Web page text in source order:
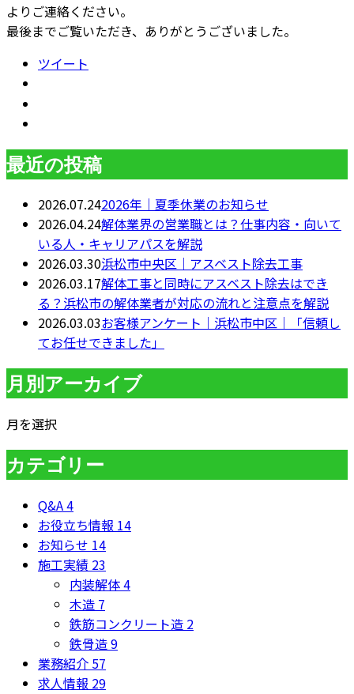
よりご連絡ください。
最後までご覧いただき、ありがとうございました。
ツイート
最近の投稿
2026.07.242026年｜夏季休業のお知らせ
2026.04.24解体業界の営業職とは？仕事内容・向いて
いる人・キャリアパスを解説
2026.03.30浜松市中央区｜アスベスト除去工事
2026.03.17解体工事と同時にアスベスト除去はでき
る？浜松市の解体業者が対応の流れと注意点を解説
2026.03.03お客様アンケート｜浜松市中区｜「信頼し
てお任せできました」
月別アーカイブ
月を選択
カテゴリー
Q&A4
お役立ち情報 14
お知らせ 14
施工実績 23
内装解体4
木造 7
鉄筋コンクリート造 2
鉄骨造9
業務紹介 57
求人情報 29